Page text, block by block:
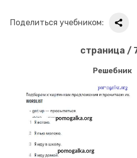
Поделиться учебником:
страница /
Решебник